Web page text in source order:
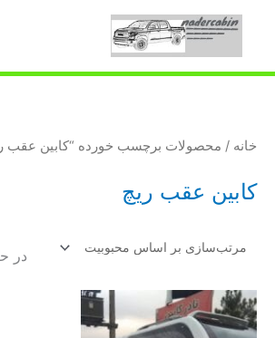
خانه / محصولات برچسب خورده “کابین عقب
کابین عقب ریچ
در